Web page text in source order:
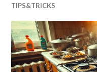
TIPS&TRICKS